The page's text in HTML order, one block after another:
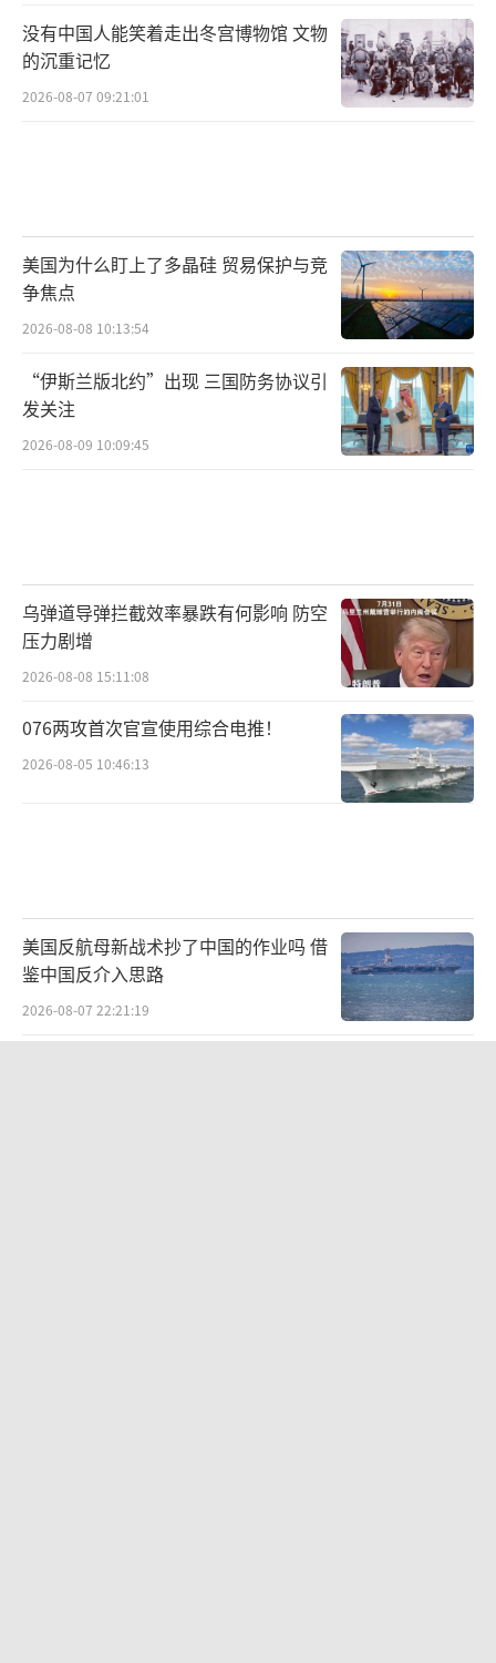
没有中国人能笑着走出冬宫博物馆 文物
的沉重记忆
2026-08-07 09:21:01
美国为什么盯上了多晶硅 贸易保护与竞
争焦点
2026-08-08 10:13:54
“伊斯兰版北约”出现 三国防务协议引
发关注
2026-08-09 10:09:45
乌弹道导弹拦截效率暴跌有何影响 防空
压力剧增
2026-08-08 15:11:08
076两攻首次官宣使用综合电推！
2026-08-05 10:46:13
美国反航母新战术抄了中国的作业吗 借
鉴中国反介入思路
2026-08-07 22:21:19